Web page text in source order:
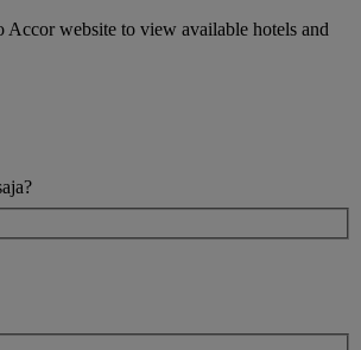
Accor website to view available hotels and